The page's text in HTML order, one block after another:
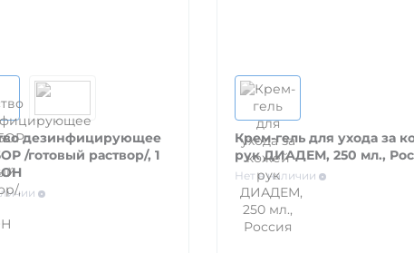
дезинфицирующее
/готовый раствор/, 1
Крем-гель для ухода за
рук ДИАДЕМ, 250 мл.,
Нет в наличии